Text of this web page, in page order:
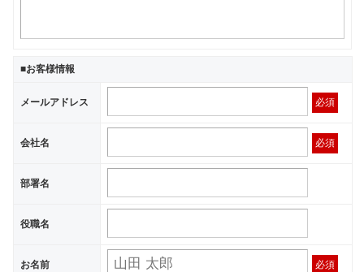
■お客様情報
メールアドレス 必須
会社名 必須
部署名
役職名
お名前 必須